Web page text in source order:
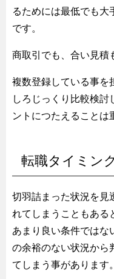
るためには最低でも大
です。
商取引でも、合い見積
複数登録している事を
しろじっくり比較検討
ントにつたえることは
転職タイミン
切羽詰まった状況を見
れてしまうこともある
あまり良い条件ではな
の余裕のない状況から
てしまう事があります。